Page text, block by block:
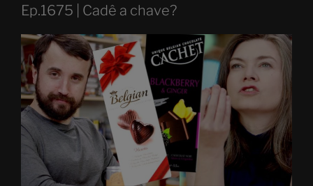
Ep.1675 | Cadê a chave?